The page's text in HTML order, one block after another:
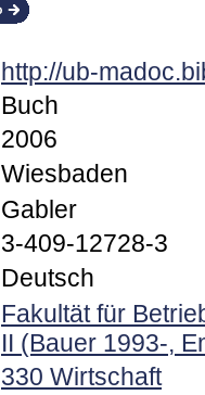
http://ub-
Buch
2006
Wiesbaden
Gabler
3-409-12728-3
Deutsch
Fakultät für
II (Bauer 1993-,
330 Wirtschaft